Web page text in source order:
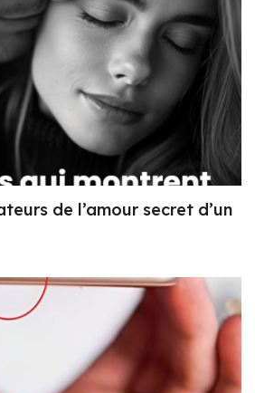
de l’amour secret d’un